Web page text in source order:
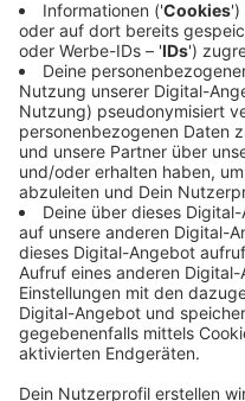
Führung, als die
kam die Elf von Trainer
hatte durch Metin Kizil
Ball fand aber nicht den
Sarikaya fand wegen
Deutlich mehr
von der 32. bis zur 44.
Sergio Gucciardo, den
Lucas Arenz (2) für die
Nach dem Wechsel
und verkürzte in der 50.
sein erster Saisontreffer
weitere Möglichkeiten.